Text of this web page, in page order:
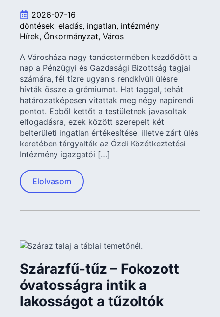
2026-07-16
döntések eladás ingatlan intézmény
Hírek Önkormányzat Város
A Városháza nagy tanácstermében kezdődött a
nap a Pénzügyi és Gazdasági Bizottság tagjai
számára, fél tízre ugyanis rendkívüli ülésre
hívták össze a grémiumot. Hat taggal, tehát
határozatképesen vitattak meg négy napirendi
pontot. Ebből kettőt a testületnek javasoltak
elfogadásra, ezek között szerepelt két
belterületi ingatlan értékesítése, illetve zárt ülés
keretében tárgyalták az Ózdi Közétkeztetési
Intézmény igazgatói […]
Elolvasom
Szárazfű-tűz – Fokozott
óvatosságra intik a
lakosságot a tűzoltók